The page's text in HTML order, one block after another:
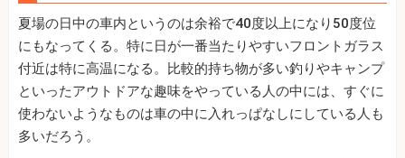
夏場の日中の車内というのは余裕で40度以上になり50度位
にもなってくる。特に日が一番当たりやすいフロントガラス
付近は特に高温になる。比較的持ち物が多い釣りやキャンプ
といったアウトドアな趣味をやっている人の中には、すぐに
使わないようなものは車の中に入れっぱなしにしている人も
多いだろう。